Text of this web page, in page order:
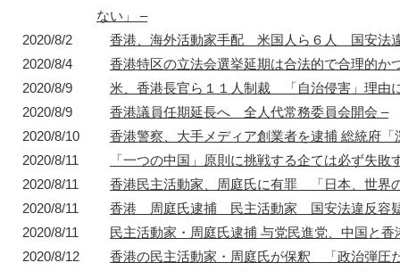
1872年 1872年8月〜10月 1895年 1904年
ない」 –
2020/8/2
香港、海外活動家手配 米国人ら６人 国安法
2020/8/4
香港特区の立法会選挙延期は合法的で合理的か
2020/8/9
米、香港長官ら１１人制裁 「自治侵害」理由
2020/8/9
香港議員任期延長へ 全人代常務委員会開会 –
2020/8/10
香港警察、大手メディア創業者を逮捕 総統府
2020/8/11
「一つの中国」原則に挑戦する企ては必ず失敗
2020/8/11
香港民主活動家、周庭氏に有罪 「日本、世界
2020/8/11
香港 周庭氏逮捕 民主活動家 国安法違反容
2020/8/11
民主活動家・周庭氏逮捕 与党民進党、中国と
2020/8/12
香港の民主活動家・周庭氏が保釈 「政治弾圧